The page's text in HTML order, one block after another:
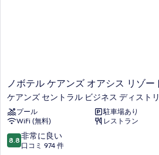
写
真
を
表
示
ノ
ボ
テ
ル
ケ
ア
ン
ノボテル ケアンズ オアシス リゾー
ケアンズ セントラル ビジネス ディスト
プール
駐車場あり
WiFi (無料)
レストラン
10
段
8.8 非常に良い
口コミ 974 件